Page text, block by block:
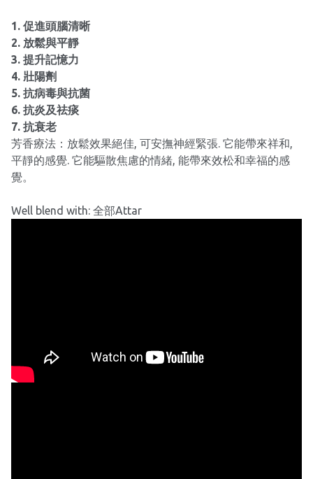
1. 促進頭腦清晰
2. 放鬆與平靜
3. 提升記憶力
4. 壯陽劑
5. 抗病毒與抗菌
6. 抗炎及祛痰
7. 抗衰老
芳香療法：放鬆效果絕佳, 可安撫神經緊張. 它能帶來祥和,
平靜的感覺. 它能驅散焦慮的情緒, 能帶來效松和幸福的感
覺。
Well blend with: 全部Attar